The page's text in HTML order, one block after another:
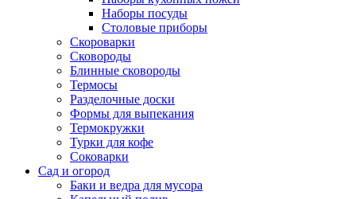
Наборы посуды
Столовые приборы
Скороварки
Сковороды
Блинные сковороды
Термосы
Разделочные доски
Формы для выпекания
Термокружки
Турки для кофе
Соковарки
Сад и огород
Баки и ведра для мусора